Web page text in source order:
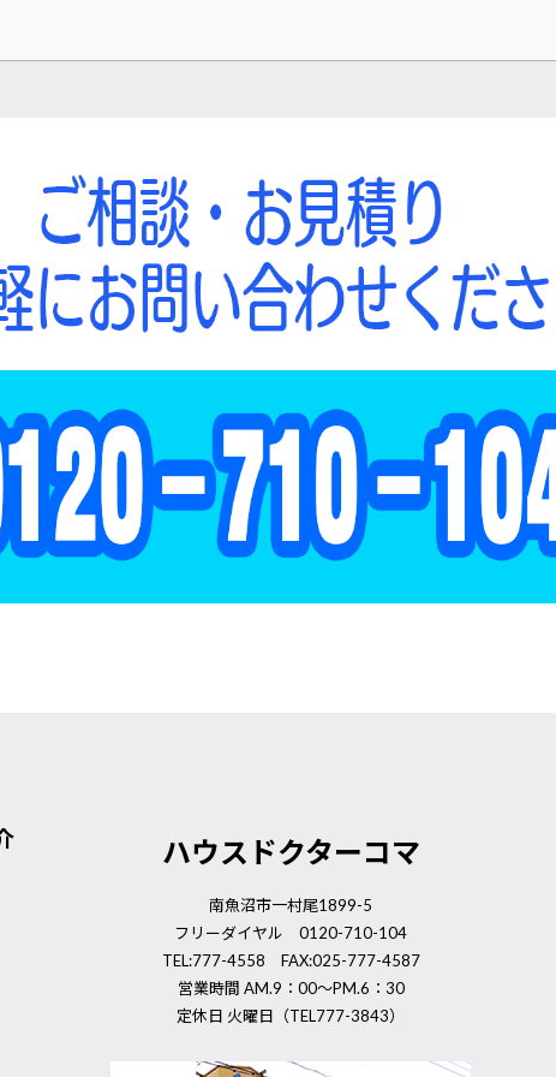
ハウスドクターコマ
南魚沼市一村尾1899-5
フリーダイヤル 0120-710-104
TEL:777-4558 FAX:025-777-4587
営業時間 AM.9：00～PM.6：30
定休日 火曜日（TEL777-3843）